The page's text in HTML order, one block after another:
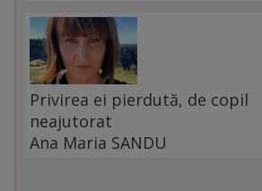
Privirea ei pierdută, de copil
neajutorat
Ana Maria SANDU